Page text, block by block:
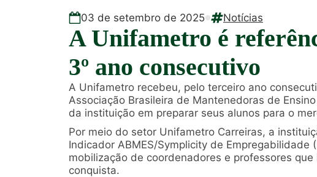
03 de setembro de 2025 Notícias
A Unifametro é
3º ano consecutivo
A Unifametro recebeu, pelo terceiro ano
Associação Brasileira de Mantenedoras de
da instituição em preparar seus alunos para o
Por meio do setor Unifametro Carreiras, a
Indicador ABMES/Symplicity de
mobilização de coordenadores e professores
conquista.